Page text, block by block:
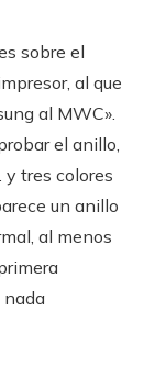
sobre el
al que
al MWC».
el anillo,
y tres colores
un anillo
al menos
nada